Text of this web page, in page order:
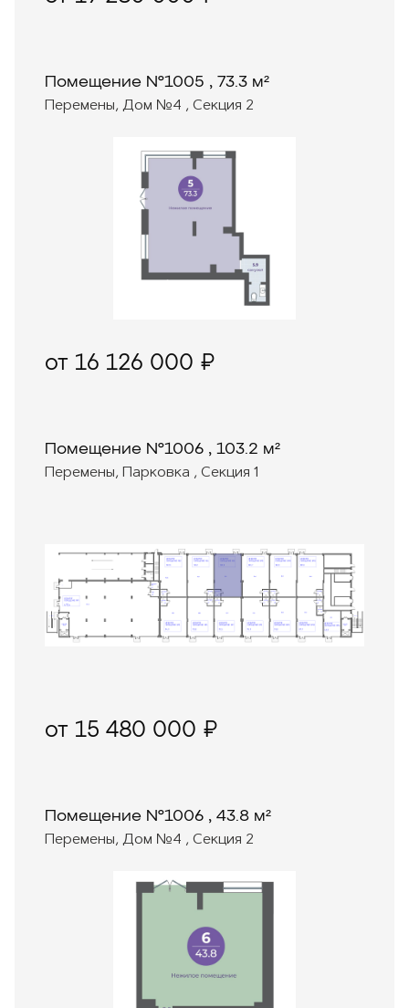
Помещение №1005 , 73.3 м²
Перемены, Дом №4 , Секция 2
от 16 126 000 ₽
Помещение №1006 , 103.2 м²
Перемены, Парковка , Секция 1
от 15 480 000 ₽
Помещение №1006 , 43.8 м²
Перемены, Дом №4 , Секция 2